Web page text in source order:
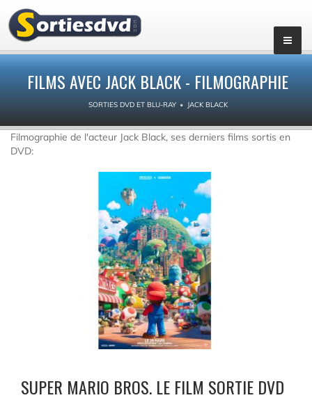
FILMS AVEC JACK BLACK - FILMOGRAPHIE
SORTIES DVD ET BLU-RAY JACK BLACK
Filmographie de l'acteur Jack Black, ses derniers films sortis en
DVD:
SUPER MARIO BROS. LE FILM SORTIE DVD